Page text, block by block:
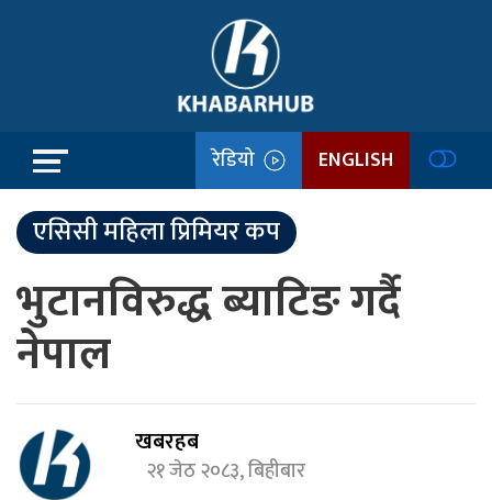
रेडियो ENGLISH
एसिसी महिला प्रिमियर कप
भुटानविरुद्ध ब्याटिङ गर्दै
नेपाल
खबरहब
२१ जेठ २०८३, बिहीबार